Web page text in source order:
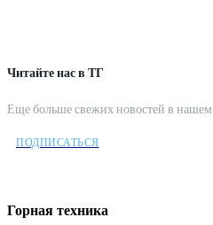
Читайте нас в ТГ
Еще больше свежих новостей в
ПОДПИСАТЬСЯ
Горная техника